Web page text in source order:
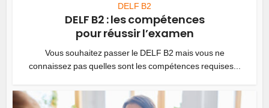
DELF B2
DELF B2 : les compétences
pour réussir l’examen
Vous souhaitez passer le DELF B2 mais vous ne
connaissez pas quelles sont les compétences requises...